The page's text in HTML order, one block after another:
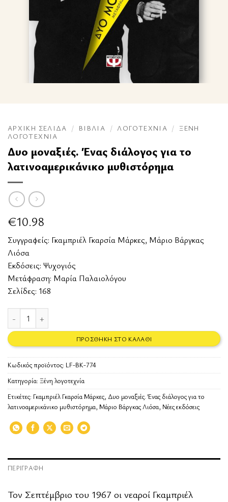
ΑΡΧΙΚΉ ΣΕΛΊΔΑ / ΒΙΒΛΊΑ / ΛΟΓΟΤΕΧΝΊΑ / ΞΈΝΗ
ΛΟΓΟΤΕΧΝΊΑ
Δυο μοναξιές. Ένας διάλογος για το
λατινοαμερικάνικο μυθιστόρημα
€10.98
Συγγραφείς: Γκαμπριέλ Γκαρσία Μάρκες, Μάριο Βάργκας
Λιόσα
Εκδόσεις: Ψυχογιός
Μετάφραση: Μαρία Παλαιολόγου
Σελίδες: 168
Δυο μοναξιές. Ένας διάλογος για το λατινοαμερικάνικο
ΠΡΟΣΘΉΚΗ ΣΤΟ ΚΑΛΆΘΙ
Κωδικός προϊόντος: LF-BK-774
Κατηγορία: Ξένη λογοτεχνία
Ετικέτες: Γκαμπριέλ Γκαρσία Μάρκες, Δυο μοναξιές. Ένας διάλογος για το
λατινοαμερικάνικο μυθιστόρημα, Μάριο Βάργκας Λιόσα, Νέες εκδόσεις
ΠΕΡΙΓΡΑΦΉ
Τον Σεπτέμβριο του 1967 οι νεαροί Γκαμπριέλ